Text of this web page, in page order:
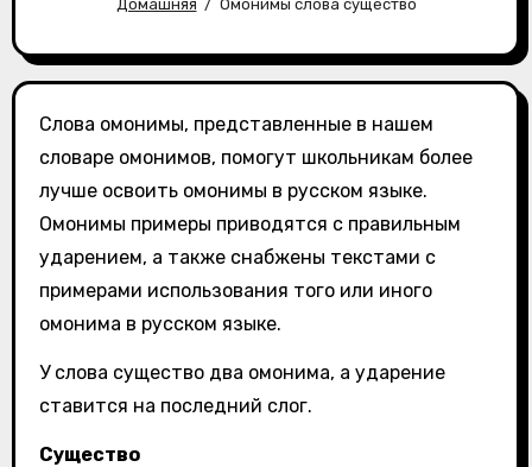
Домашняя Омонимы слова существо
Слова омонимы, представленные в нашем
словаре омонимов, помогут школьникам более
лучше освоить омонимы в русском языке.
Омонимы примеры приводятся с правильным
ударением, а также снабжены текстами с
примерами использования того или иного
омонима в русском языке.
У слова существо два омонима, а ударение
ставится на последний слог.
Существо